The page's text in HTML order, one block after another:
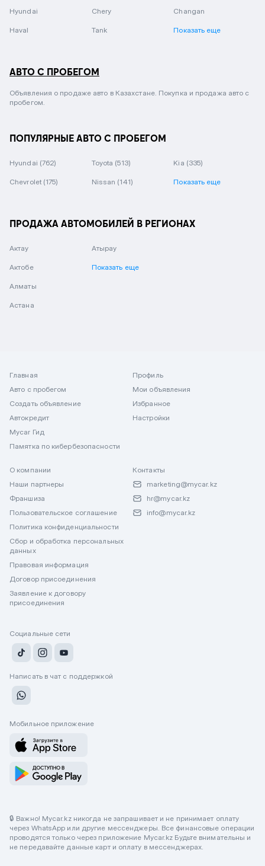
Hyundai Chery Changan
Haval Tank Показать еще
АВТО С ПРОБЕГОМ
Объявления о продаже авто в Казахстане. Покупка и продажа авто с
пробегом.
ПОПУЛЯРНЫЕ АВТО С ПРОБЕГОМ
Hyundai (762) Toyota (513) Kia (335)
Chevrolet (175) Nissan (141) Показать еще
ПРОДАЖА АВТОМОБИЛЕЙ В РЕГИОНАХ
Актау
Актобе
Алматы
Астана
Атырау
Показать еще
Главная
Авто с пробегом
Создать объявление
Автокредит
Mycar Гид
Памятка по кибербезопасности
Профиль
Мои объявления
Избранное
Настройки
О компании
Наши партнеры
Франшиза
Пользовательское соглашение
Политика конфиденциальности
Сбор и обработка персональных
данных
Правовая информация
Договор присоединения
Заявление к договору
присоединения
Контакты
marketing@mycar.kz
hr@mycar.kz
info@mycar.kz
Социальные сети
Написать в чат с поддержкой
Мобильное приложение
🔒 Важно! Mycar.kz никогда не запрашивает и не принимает оплату
через WhatsApp или другие мессенджеры. Все финансовые операции
проводятся только через приложение Mycar.kz Будьте внимательны и
не передавайте данные карт и оплату в мессенджерах.